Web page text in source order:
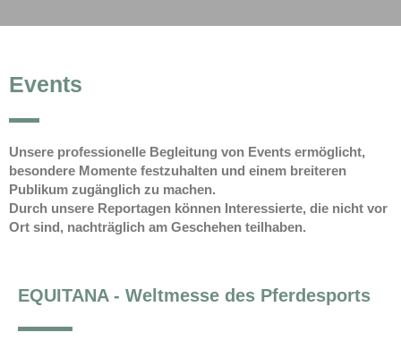
Events
Unsere professionelle Begleitung von Events ermöglicht,
besondere Momente festzuhalten und einem breiteren
Publikum zugänglich zu machen.
Durch unsere Reportagen können Interessierte, die nicht vor
Ort sind, nachträglich am Geschehen teilhaben.
EQUITANA - Weltmesse des Pferdesports